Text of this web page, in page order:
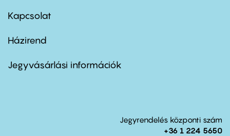
firstKapcsolat
Footer
second
Házirend
Jegyvásárlási információk
Jegyrendelés központi szám
+36 1 224 5650